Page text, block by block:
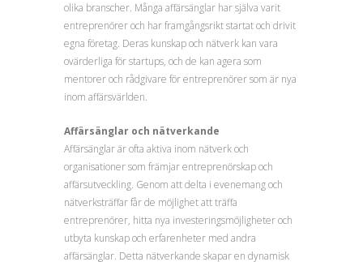
olika branscher. Många affärsänglar har själva varit
entreprenörer och har framgångsrikt startat och drivit
egna företag. Deras kunskap och nätverk kan vara
ovärderliga för startups, och de kan agera som
mentorer och rådgivare för entreprenörer som är nya
inom affärsvärlden.
Affärsänglar och nätverkande
Affärsänglar är ofta aktiva inom nätverk och
organisationer som främjar entreprenörskap och
affärsutveckling. Genom att delta i evenemang och
nätverksträffar får de möjlighet att träffa
entreprenörer, hitta nya investeringsmöjligheter och
utbyta kunskap och erfarenheter med andra
affärsänglar. Detta nätverkande skapar en dynamisk